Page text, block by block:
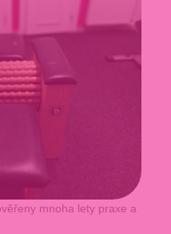
mnoha lety praxe a